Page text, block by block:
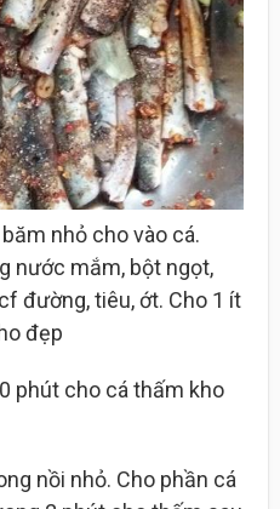
nhỏ cho vào cá.
nước mắm, bột ngọt,
đường, tiêu, ớt. Cho 1 ít
đẹp
phút cho cá thấm kho
nồi nhỏ. Cho phần cá